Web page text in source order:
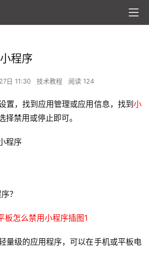
程序
日 11:30 技术教程 阅读 124
置，找到应用管理或应用信息，找到小
择禁用或停止即可。
程序
？
量级的应用程序，可以在手机或平板电